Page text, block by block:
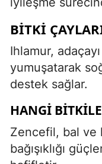
BITKI
Ihlamur,
yumuşatarak
destek sağlar.
HANGI
Zencefil, bal ve
bağışıklığı